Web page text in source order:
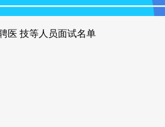
医 技等人员面试名单